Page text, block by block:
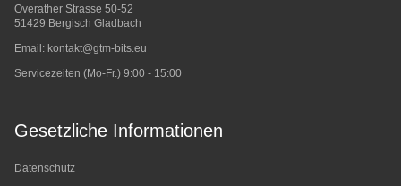
Overather Strasse 50-52
51429 Bergisch Gladbach
Email: kontakt@gtm-bits.eu
Servicezeiten (Mo-Fr.) 9:00 - 15:00
Gesetzliche Informationen
Datenschutz